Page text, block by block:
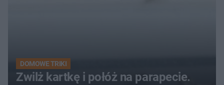
DOMOWE TRIKI
Zwilż kartkę i połóż na parapecie.